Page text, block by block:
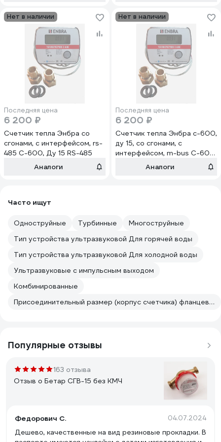
Нет в наличии
Последняя цена
6 200 ₽
Счетчик тепла Энбра со
сгонами, с интерфейсом, rs-
485 C-600, Ду 15 RS-485
Аналоги
Нет в наличии
Последняя цена
6 200 ₽
Счетчик тепла Энбра c-600,
ду 15, со сгонами, с
интерфейсом, m-bus C-600,
Ду 15 M-BusАналоги
Часто ищут
Одноструйные Турбинные
Многоструйные
Тип устройства ультразвуковой Для горячей воды
Тип устройства ультразвуковой Для холодной воды
Ультразвуковые с импульсным выходом
Комбинированные
Присоединительный размер (корпус счетчика) фланцевое соединение Тип устройства ультразвуковой
Популярные отзывы
163 отзыва
Отзыв о Бетар СГВ-15 без КМЧ
Федорович С. 04.07.2024
Дешево, качественные на вид резиновые прокладки. В